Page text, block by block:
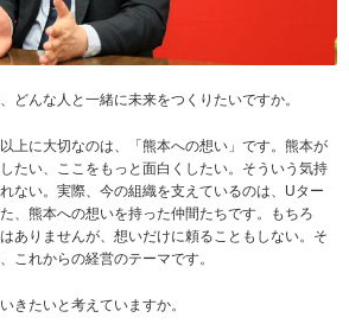
どんな人と一緒に未来をつくりたいですか。
上に大切なのは、「熊本への想い」です。熊本が
たい、ここをもっと面白くしたい。そういう気持
ない。実際、今の組織を支えているのは、Uター
、熊本への想いを持った仲間たちです。もちろ
ありませんが、想いだけに頼ることもしない。そ
これからの経営のテーマです。
きたいと考えていますか。